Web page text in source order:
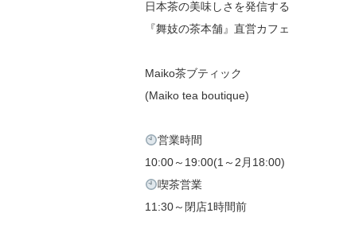
日本茶の美味しさを発信する
『舞妓の茶本舗』直営カフェ
Maiko茶ブティック
(Maiko tea boutique)
営業時間
10:00～19:00(1～2月18:00)
喫茶営業
11:30～閉店1時間前